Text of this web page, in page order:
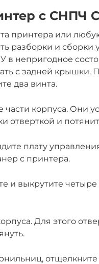
с СНПЧ
принтера или
разборки и сборки
непригодное
с задней крышки.
два винта.
части корпуса. Они
отверткой и
плату
с принтера.
и выкрутите
Для этого